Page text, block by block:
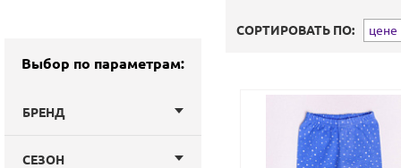
Выбор по параметрам:
БРЕНД
СЕЗОН
СОРТИРОВАТЬ ПО: цене